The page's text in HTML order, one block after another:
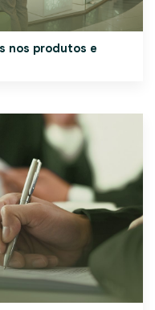
nos produtos e